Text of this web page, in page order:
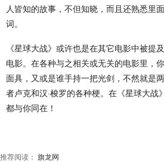
人皆知的故事，不但知晓，而且还熟悉里
词。
《星球大战》或许也是在其它电影中被提
电影。在各种与之相关或无关的电影里，
面具，又或是谁手持一把光剑，不然就是
者卢克和汉·梭罗的各种梗。在《星球大战
都与你同在！
推荐阅读： 旗龙网